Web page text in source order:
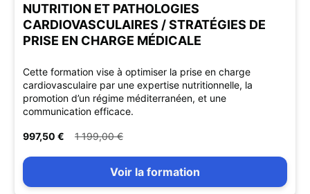
NUTRITION ET PATHOLOGIES
CARDIOVASCULAIRES / STRATÉGIES DE
PRISE EN CHARGE MÉDICALE
Cette formation vise à optimiser la prise en charge
cardiovasculaire par une expertise nutritionnelle, la
promotion d’un régime méditerranéen, et une
communication efficace.
997,50 € 1 199,00 €
Voir la formation